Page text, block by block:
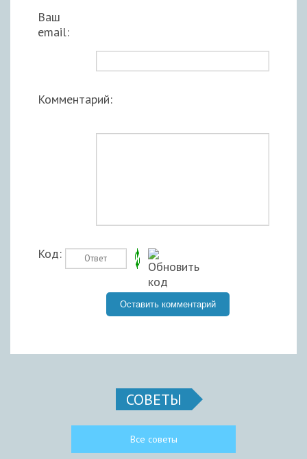
Ваш
email:
Комментарий:
Код:
СОВЕТЫ
Все советы